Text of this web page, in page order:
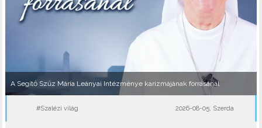
A Segítő Szűz Mária Leányai Intézménye karizmájának forrásánál
#Szalézi világ 2026-08-05, Szerda